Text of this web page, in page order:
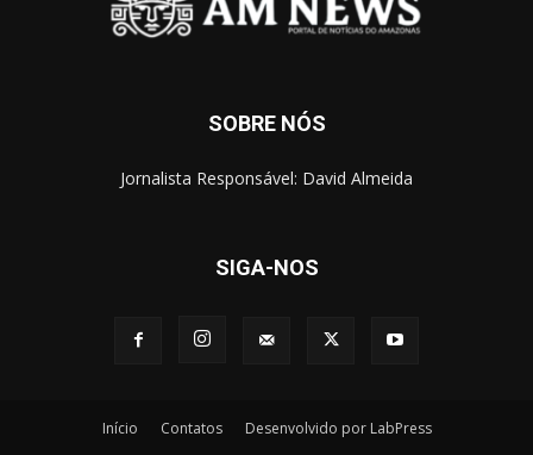
SOBRE NÓS
Jornalista Responsável: David Almeida
SIGA-NOS
Início Contatos Desenvolvido por LabPress